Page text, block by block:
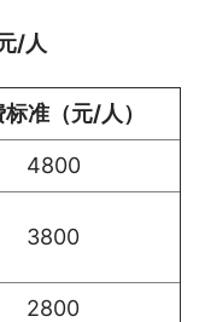
/人
准（元/人）
4800
3800
2800